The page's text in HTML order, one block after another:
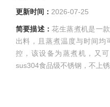
更新时间： 2026-07-25
简要描述：花生蒸煮机是一
出料，且蒸煮温度与时间均
控，该设备为蒸煮机，又
sus304食品级不锈钢，不上